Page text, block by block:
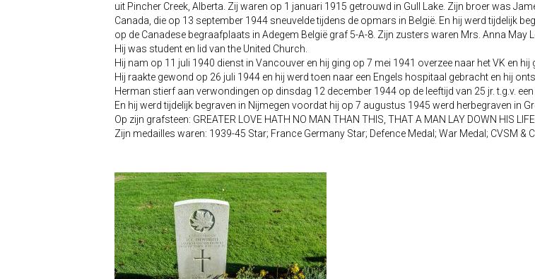
uit Pincher Creek, Alberta. Zij waren op 1 januari 1915 getrouwd in Gull Lake. Zijn broer was
Canada, die op 13 september 1944 sneuvelde tijdens de opmars in België. En hij werd tijdelijk
op de Canadese begraafplaats in Adegem België graf 5-A-8. Zijn zusters waren Mrs. Anna May
Hij was student en lid van the United Church.
Hij nam op 11 juli 1940 dienst in Vancouver en hij ging op 7 mei 1941 overzee naar het VK en
Hij raakte gewond op 26 juli 1944 en hij werd toen naar een Engels hospitaal gebracht en hij
Herman stierf aan verwondingen op dinsdag 12 december 1944 op de leeftijd van 25 jr. t.g.v.
En hij werd tijdelijk begraven in Nijmegen voordat hij op 7 augustus 1945 werd herbegraven in
Op zijn grafsteen: GREATER LOVE HATH NO MAN THAN THIS, THAT A MAN LAY DOWN HIS
Zijn medailles waren: 1939-45 Star; France Germany Star; Defence Medal; War Medal; CVSM &